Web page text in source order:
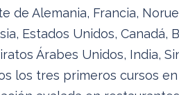
de Alemania, Francia,
Estados Unidos, Canadá,
Árabes Unidos, India,
los tres primeros cursos